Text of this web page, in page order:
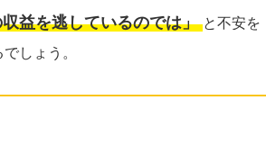
益を逃しているのでは」 と不安を
しょう。